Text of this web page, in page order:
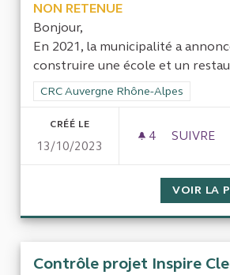
NON RETENUE
Bonjour,
En 2021, la municipalité a
construire une école et un
Filtrer les résultats de la catégorie :
CRC Auvergne Rhône-Alpes
CRÉÉ LE
13/10/2023
4 4 ABONNÉS
SUIVRE
VOIR LA
Contrôle projet Inspire